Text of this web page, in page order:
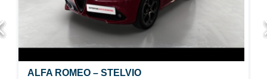
ALFA ROMEO – STELVIO